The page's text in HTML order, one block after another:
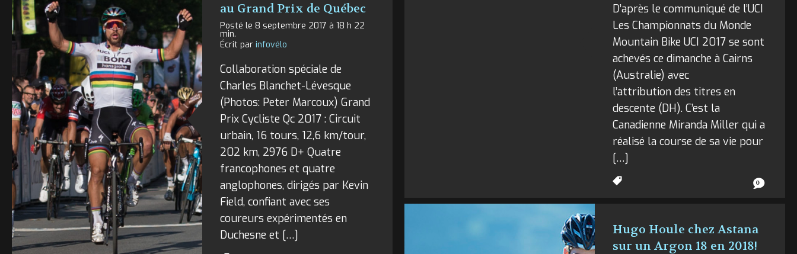
D’après le communiqué de l’UCI
Les Championnats du Monde
Mountain Bike UCI 2017 se sont
achevés ce dimanche à Cairns
(Australie) avec
l’attribution des titres en
descente (DH). C’est la
Canadienne Miranda Miller qui a
réalisé la course de sa vie pour
[…]
0
au Grand Prix de Québec
Posté le 8 septembre 2017 à 18 h 22
min.
Écrit par infovélo
Collaboration spéciale de
Charles Blanchet-Lévesque
(Photos: Peter Marcoux) Grand
Prix Cycliste Qc 2017 : Circuit
urbain, 16 tours, 12,6 km/tour,
202 km, 2976 D+ Quatre
francophones et quatre
anglophones, dirigés par Kevin
Field, confiant avec ses
coureurs expérimentés en
Duchesne et […]
Hugo Houle chez Astana
sur un Argon 18 en 2018!